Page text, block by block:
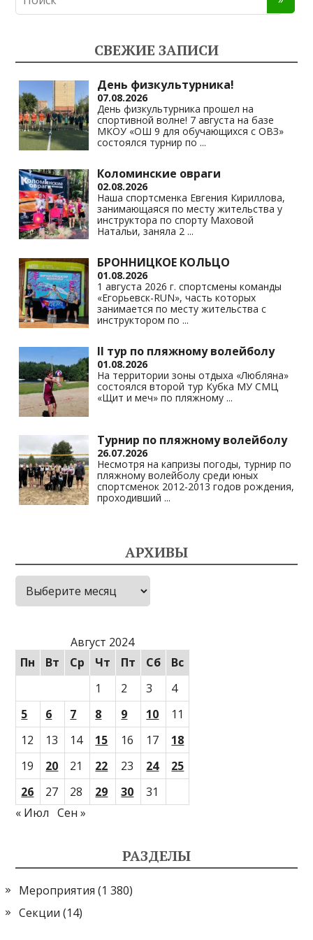
o
as
s
ni
ki
gr
a
m
s
A
p
p
y
Li
n
k
СВЕЖИЕ ЗАПИСИ
День физкультурника!
07.08.2026
День физкультурника прошел на
спортивной волне! 7 августа на базе
МКОУ «ОШ 9 для обучающихся с ОВЗ»
состоялся турнир по ...
Коломинские овраги
02.08.2026
Наша спортсменка Евгения Кириллова,
занимающаяся по месту жительства у
инструктора по спорту Маховой
Натальи, заняла 2 ...
БРОННИЦКОЕ КОЛЬЦО
01.08.2026
1 августа 2026 г. спортсмены команды
«Егорьевск-RUN», часть которых
занимается по месту жительства с
инструктором по ...
II тур по пляжному волейболу
01.08.2026
На территории зоны отдыха «Любляна»
состоялся второй тур Кубка МУ СМЦ
«Щит и меч» по пляжному ...
Турнир по пляжному волейболу
26.07.2026
Несмотря на капризы погоды, турнир по
пляжному волейболу среди юных
спортсменок 2012-2013 годов рождения,
проходивший ...
АРХИВЫ
Архивы
Август 2024
Пн
Вт Ср Чт Пт Сб
Вс
1
2 3
4
5
6 7 8 9 10
11
12
13 14 15 16 17
18
19
20 21 22 23 24
25
26
27 28 29 30
31
« Июл
Сен »
РАЗДЕЛЫ
Мероприятия (1 380)
Секции (14)